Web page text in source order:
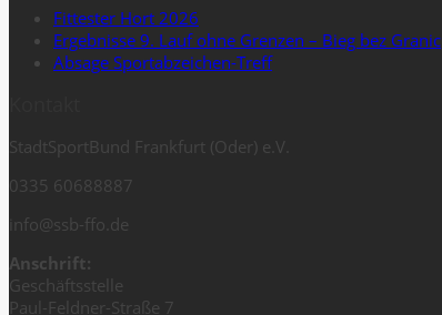
Fittester Hort 2026
Ergebnisse 9. Lauf ohne Grenzen – Bieg bez Granic
Absage Sportabzeichen-Treff
StadtSportBund Frankfurt (Oder) e.V.
0335 60688887
info@ssb-ffo.de
Anschrift:
Geschäftsstelle
Paul-Feldner-Straße 7